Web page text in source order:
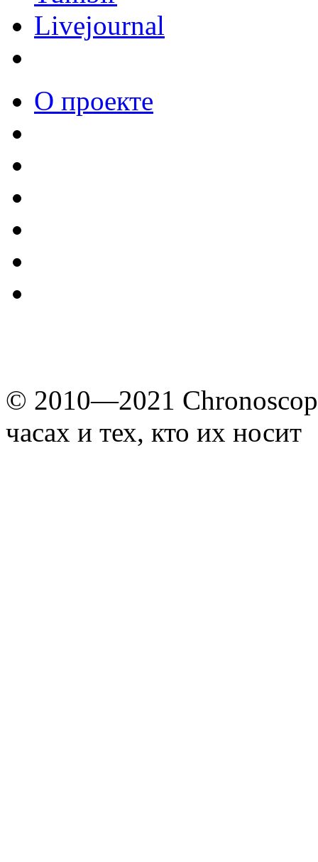
Livejournal
О проекте
© 2010—2021
часах и тех, кто их носит